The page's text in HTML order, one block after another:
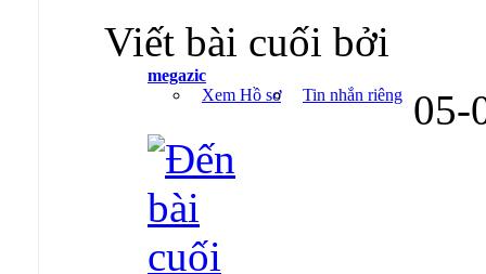
Viết bài cuối bởi
megazic
Xem Hồ sơ
Tin nhắn riêng 05-